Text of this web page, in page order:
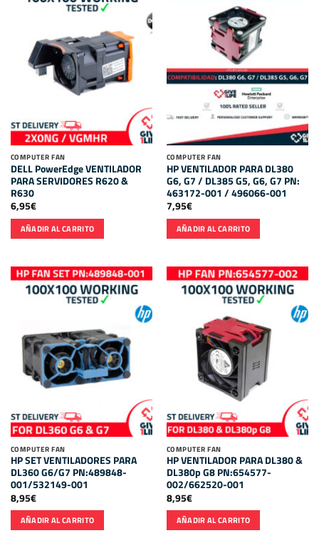
COMPUTER FAN
DELL PowerEdge VENTILADOR
PARA SERVIDORES R620 &
R630
6,95€
AÑADIR AL CARRITO
COMPUTER FAN
HP VENTILADOR PARA DL380
G6, G7 / DL385 G5, G6, G7 PN:
463172-001 / 496066-001
7,95€
AÑADIR AL CARRITO
COMPUTER FAN
HP SET VENTILADORES PARA
DL360 G6/G7 PN:489848-
001/532149-001
8,95€
AÑADIR AL CARRITO
COMPUTER FAN
HP VENTILADOR PARA DL380 &
DL380p G8 PN:654577-
002/662520-001
8,95€
AÑADIR AL CARRITO